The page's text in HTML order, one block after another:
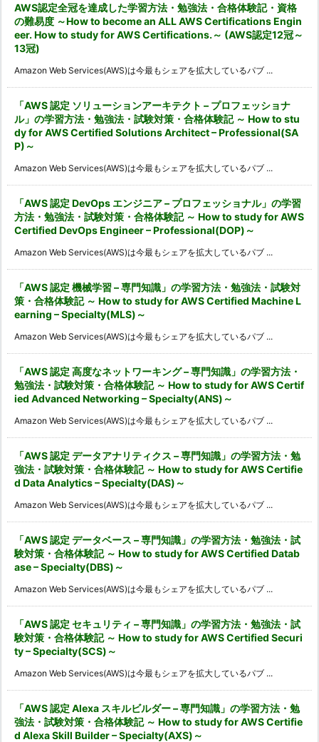
AWS認定全冠を達成した学習方法・勉強法・合格体験記・資格
の難易度 ～How to become an ALL AWS Certifications Engin
eer. How to study for AWS Certifications.～ (AWS認定12冠～
13冠)
Amazon Web Services(AWS)は今最もシェアを拡大しているパブ ...
「AWS 認定 ソリューションアーキテクト – プロフェッショナ
ル」の学習方法・勉強法・試験対策・合格体験記 ～ How to stu
dy for AWS Certified Solutions Architect – Professional(SA
P)～
Amazon Web Services(AWS)は今最もシェアを拡大しているパブ ...
「AWS 認定 DevOps エンジニア – プロフェッショナル」の学習
方法・勉強法・試験対策・合格体験記 ～ How to study for AWS
Certified DevOps Engineer – Professional(DOP)～
Amazon Web Services(AWS)は今最もシェアを拡大しているパブ ...
「AWS 認定 機械学習 – 専門知識」の学習方法・勉強法・試験対
策・合格体験記 ～ How to study for AWS Certified Machine L
earning – Specialty(MLS)～
Amazon Web Services(AWS)は今最もシェアを拡大しているパブ ...
「AWS 認定 高度なネットワーキング – 専門知識」の学習方法・
勉強法・試験対策・合格体験記 ～ How to study for AWS Certif
ied Advanced Networking – Specialty(ANS)～
Amazon Web Services(AWS)は今最もシェアを拡大しているパブ ...
「AWS 認定 データアナリティクス – 専門知識」の学習方法・勉
強法・試験対策・合格体験記 ～ How to study for AWS Certifie
d Data Analytics – Specialty(DAS)～
Amazon Web Services(AWS)は今最もシェアを拡大しているパブ ...
「AWS 認定 データベース – 専門知識」の学習方法・勉強法・試
験対策・合格体験記 ～ How to study for AWS Certified Datab
ase – Specialty(DBS)～
Amazon Web Services(AWS)は今最もシェアを拡大しているパブ ...
「AWS 認定 セキュリティ – 専門知識」の学習方法・勉強法・試
験対策・合格体験記 ～ How to study for AWS Certified Securi
ty – Specialty(SCS)～
Amazon Web Services(AWS)は今最もシェアを拡大しているパブ ...
「AWS 認定 Alexa スキルビルダー – 専門知識」の学習方法・勉
強法・試験対策・合格体験記 ～ How to study for AWS Certifie
d Alexa Skill Builder – Specialty(AXS)～